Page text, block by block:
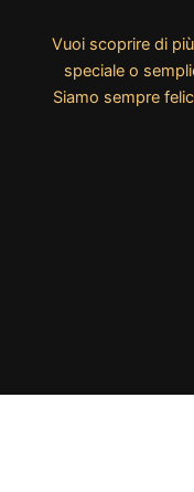
Vuoi scoprire di
speciale o
Siamo sempre